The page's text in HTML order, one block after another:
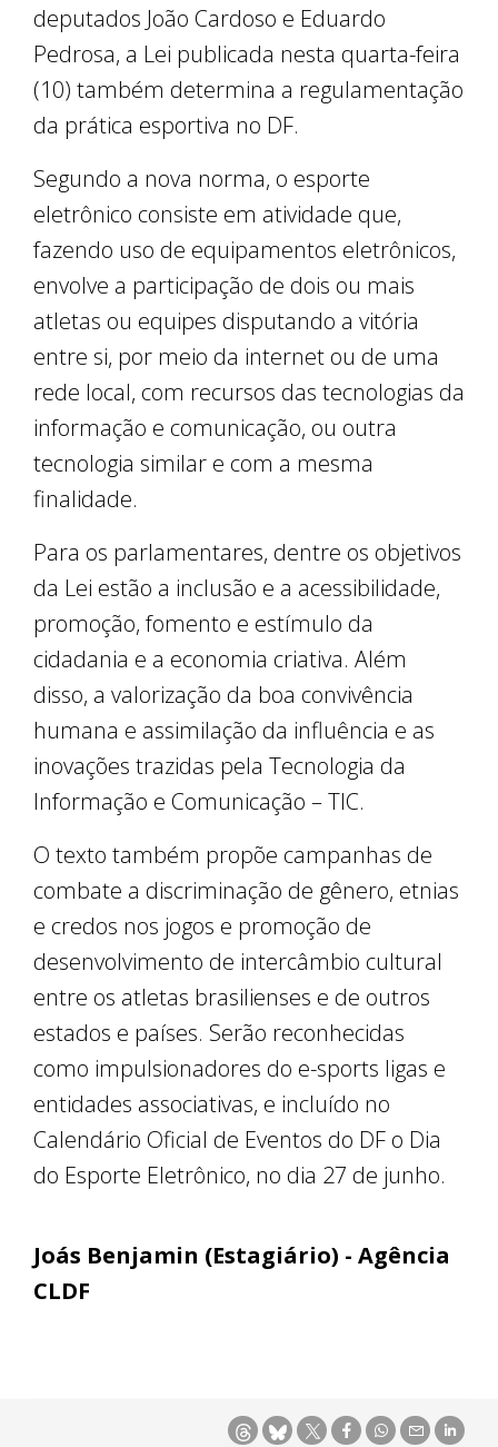
deputados João Cardoso e Eduardo
Pedrosa, a Lei publicada nesta quarta-feira
(10) também determina a regulamentação
da prática esportiva no DF.
Segundo a nova norma, o esporte
eletrônico consiste em atividade que,
fazendo uso de equipamentos eletrônicos,
envolve a participação de dois ou mais
atletas ou equipes disputando a vitória
entre si, por meio da internet ou de uma
rede local, com recursos das tecnologias da
informação e comunicação, ou outra
tecnologia similar e com a mesma
finalidade.
Para os parlamentares, dentre os objetivos
da Lei estão a inclusão e a acessibilidade,
promoção, fomento e estímulo da
cidadania e a economia criativa. Além
disso, a valorização da boa convivência
humana e assimilação da influência e as
inovações trazidas pela Tecnologia da
Informação e Comunicação – TIC.
O texto também propõe campanhas de
combate a discriminação de gênero, etnias
e credos nos jogos e promoção de
desenvolvimento de intercâmbio cultural
entre os atletas brasilienses e de outros
estados e países. Serão reconhecidas
como impulsionadores do e-sports ligas e
entidades associativas, e incluído no
Calendário Oficial de Eventos do DF o Dia
do Esporte Eletrônico, no dia 27 de junho.
Joás Benjamin (Estagiário) - Agência
CLDF